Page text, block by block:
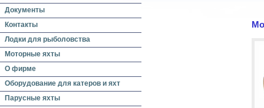
Документы
Контакты
Лодки для рыболовства
Моторные яхты
О фирме
Оборудование для катеров и яхт
Парусные яхты